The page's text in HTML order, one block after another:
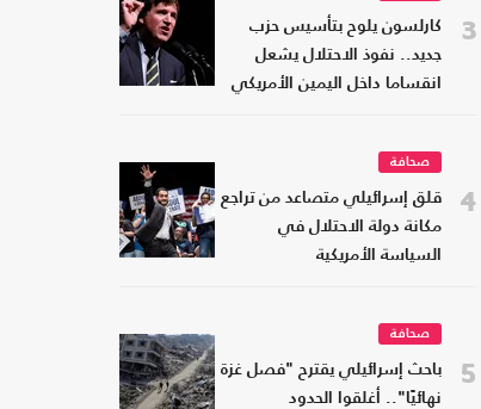
3
كارلسون يلوح بتأسيس حزب
جديد.. نفوذ الاحتلال يشعل
انقساما داخل اليمين الأمريكي
4
صحافة
قلق إسرائيلي متصاعد من تراجع
مكانة دولة الاحتلال في
السياسة الأمريكية
5
صحافة
باحث إسرائيلي يقترح "فصل غزة
نهائيًا".. أغلقوا الحدود